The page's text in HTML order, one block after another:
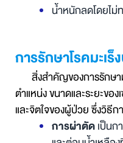
น้ำหนักลดโดยไม่
การรักษาโรคมะเร็
สิ่งสำคัญของการรักษา
ตำแหน่ง ขนาดและระยะขอ
และจิตใจของผู้ป่วย ซึ่งวิธี
การผ่าตัดเป็นก